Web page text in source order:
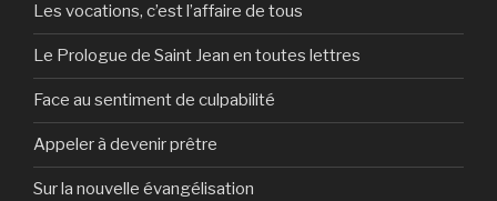
Les vocations, c’est l’affaire de tous
Le Prologue de Saint Jean en toutes lettres
Face au sentiment de culpabilité
Appeler à devenir prêtre
Sur la nouvelle évangélisation